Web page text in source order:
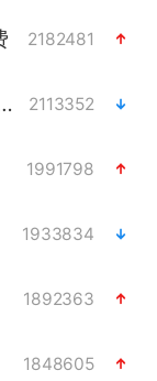
2182481
元，你接受吗？ 2113352
1991798
1933834
1892363
1848605